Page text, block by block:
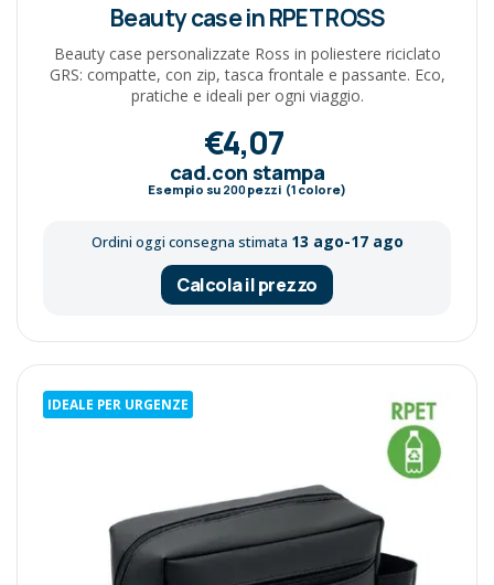
Beauty case in RPET ROSS
Beauty case personalizzate Ross in poliestere riciclato
GRS: compatte, con zip, tasca frontale e passante. Eco,
pratiche e ideali per ogni viaggio.
€4,07
cad.con stampa
Esempio su 200pezzi (1 colore)
Ordini oggi consegna stimata 13 ago-17 ago
Calcola il prezzo
IDEALE PER URGENZE